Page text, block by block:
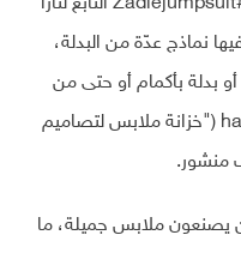
فيها نماذج عدّة من البدلة،
بدلة بأكمام أو حتى من
دونها. أما وسم #handmadewardrobe ("خزانة ملابس لتصاميم
يصنعون ملابس جميلة، ما